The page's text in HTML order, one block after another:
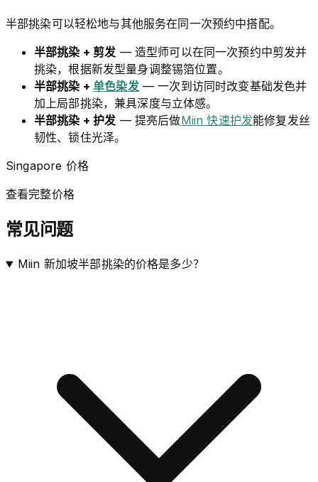
半部挑染可以轻松地与其他服务在同一次预约中搭配。
半部挑染 + 剪发 — 造型师可以在同一次预约中剪发并
挑染，根据新发型量身调整锡箔位置。
半部挑染 +单色染发— 一次到访同时改变基础发色并
加上局部挑染，兼具深度与立体感。
半部挑染 + 护发 — 提亮后做Miin 快速护发能修复发丝
韧性、锁住光泽。
Singapore 价格
查看完整价格
常见问题
Miin 新加坡半部挑染的价格是多少？